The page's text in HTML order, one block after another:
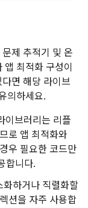
제 추적기 및 온
최적화 구성이
면 해당 라이브
의하세요.
이브러리는 리플
로 앱 최적화와
우 필요한 코드만
합니다.
화하거나 직렬화할
션을 자주 사용합